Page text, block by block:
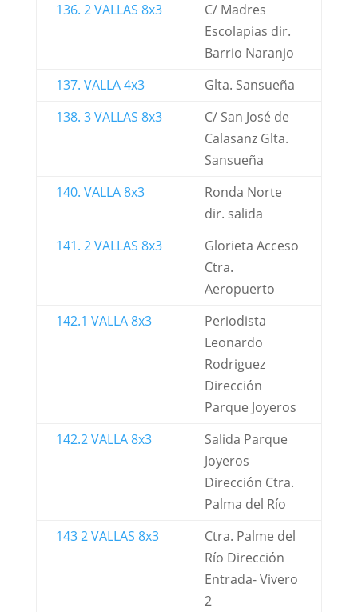
136. 2 VALLAS 8x3
C/ Madres
Escolapias dir.
Barrio Naranjo
137. VALLA 4x3
Glta. Sansueña
138. 3 VALLAS 8x3
C/ San José de
Calasanz Glta.
Sansueña
140. VALLA 8x3
Ronda Norte
dir. salida
141. 2 VALLAS 8x3
Glorieta Acceso
Ctra.
Aeropuerto
142.1 VALLA 8x3
Periodista
Leonardo
Rodriguez
Dirección
Parque Joyeros
142.2 VALLA 8x3
Salida Parque
Joyeros
Dirección Ctra.
Palma del Río
143 2 VALLAS 8x3
Ctra. Palme del
Río Dirección
Entrada- Vivero
2